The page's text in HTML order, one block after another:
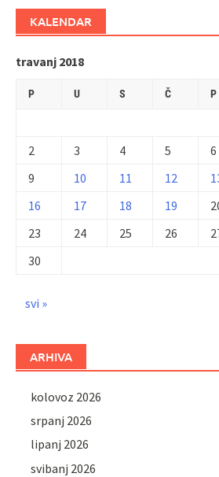
KALENDAR
travanj 2018
P U S Č P
2
3 4 5 6
9
10 11 12
16
17 18 19
23
24 25 26
30
svi »
ARHIVA
kolovoz 2026
srpanj 2026
lipanj 2026
svibanj 2026